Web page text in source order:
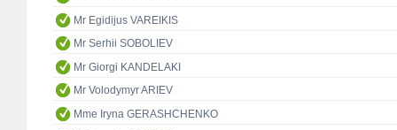
Mr Egidijus VAREIKIS
Mr Serhii SOBOLIEV
Mr Giorgi KANDELAKI
Mr Volodymyr ARIEV
Mme Iryna GERASHCHENKO